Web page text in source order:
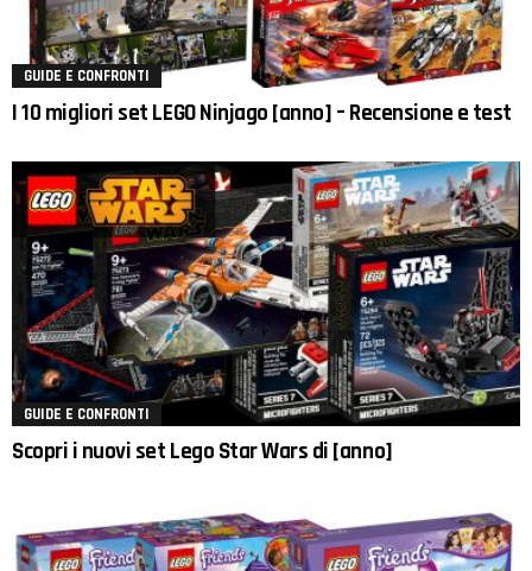
GUIDE E CONFRONTI
I 10 migliori set LEGO Ninjago [anno] – Recensione e test
GUIDE E CONFRONTI
Scopri i nuovi set Lego Star Wars di [anno]